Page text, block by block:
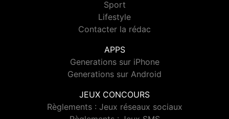
Sport
Lifestyle
Contacter la rédac
APPS
Generations sur iPhone
Generations sur Android
JEUX CONCOURS
Règlements : Jeux réseaux sociaux